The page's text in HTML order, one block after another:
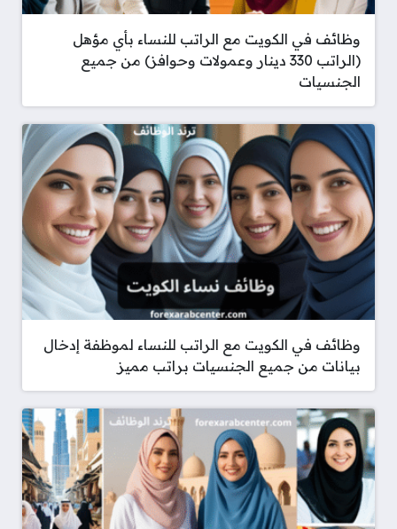
وظائف في الكويت مع الراتب للنساء بأي مؤهل
(الراتب 330 دينار وعمولات وحوافز) من جميع
الجنسيات
وظائف في الكويت مع الراتب للنساء لموظفة إدخال
بيانات من جميع الجنسيات براتب مميز